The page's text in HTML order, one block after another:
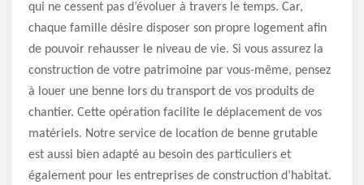
qui ne cessent pas d’évoluer à travers le temps. Car,
chaque famille désire disposer son propre logement afin
de pouvoir rehausser le niveau de vie. Si vous assurez la
construction de votre patrimoine par vous-même, pensez
à louer une benne lors du transport de vos produits de
chantier. Cette opération facilite le déplacement de vos
matériels. Notre service de location de benne grutable
est aussi bien adapté au besoin des particuliers et
également pour les entreprises de construction d’habitat.